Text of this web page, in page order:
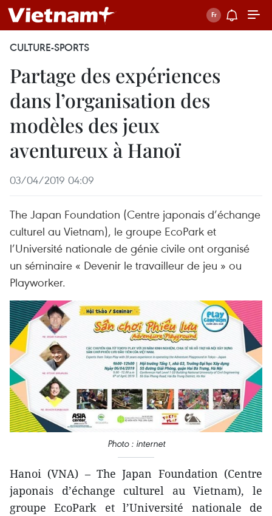
CULTURE-SPORTS
Partage des expériences
dans l’organisation des
modèles des jeux
aventureux à Hanoï
03/04/2019 04:09
The Japan Foundation (Centre japonais d’échange
culturel au Vietnam), le groupe EcoPark et
l’Université nationale de génie civile ont organisé
un séminaire « Devenir le travailleur de jeu » ou
Playworker.
Photo : internet
Hanoi (VNA) – The Japan Foundation (Centre
japonais d’échange culturel au Vietnam), le
groupe EcoPark et l’Université nationale de